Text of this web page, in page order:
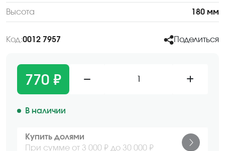
Высота 180 мм
Код:0012 7957 Поделиться
770 ₽
В наличии
Купить долями
При сумме от 3 000 ₽ до 30 000 ₽